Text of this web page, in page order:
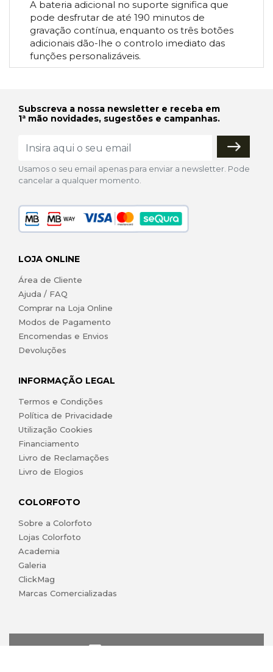
A bateria adicional no suporte significa que
pode desfrutar de até 190 minutos de
gravação contínua, enquanto os três botões
adicionais dão-lhe o controlo imediato das
funções personalizáveis.
Subscreva a nossa newsletter e receba em
1ª mão novidades, sugestões e campanhas.
Usamos o seu email apenas para enviar a newsletter. Pode
cancelar a qualquer momento.
LOJA ONLINE
Área de Cliente
Ajuda / FAQ
Comprar na Loja Online
Modos de Pagamento
Encomendas e Envios
Devoluções
INFORMAÇÃO LEGAL
Termos e Condições
Política de Privacidade
Utilização Cookies
Financiamento
Livro de Reclamações
Livro de Elogios
COLORFOTO
Sobre a Colorfoto
Lojas Colorfoto
Academia
Galeria
ClickMag
Marcas Comercializadas
lojaonline@colorfoto.pt